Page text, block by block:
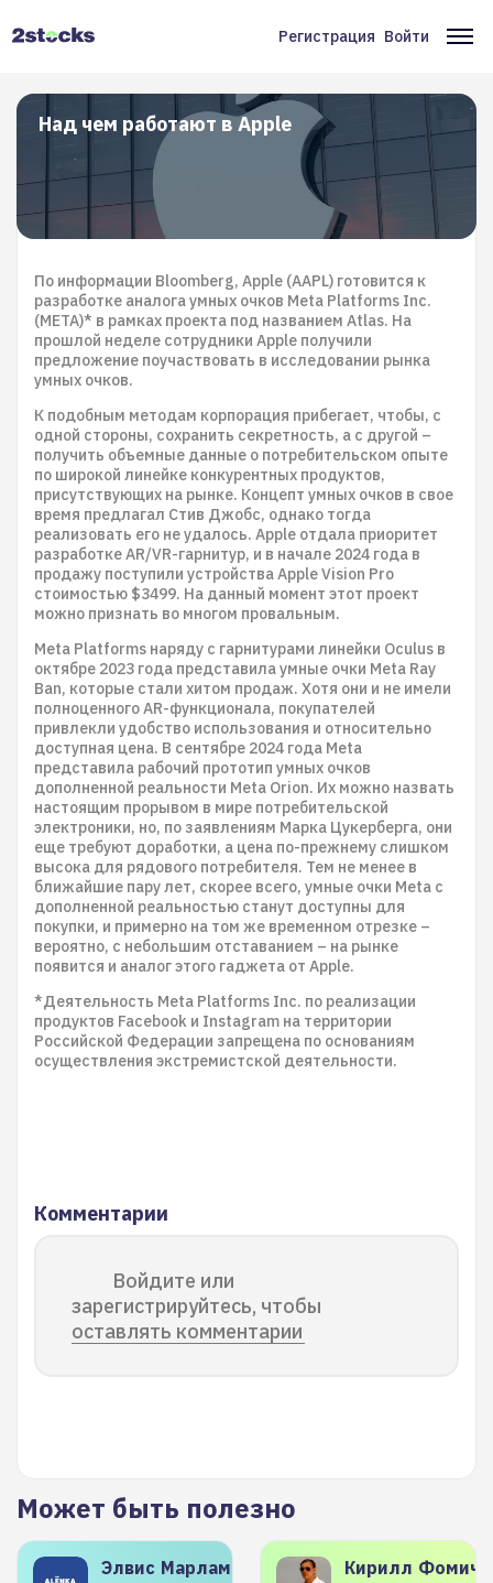
Меню
учётной
записи
пользователя
Регистрация Войти
Над чем работают в Apple
По информации Bloomberg, Apple (AAPL) готовится к
разработке аналога умных очков Meta Platforms Inc.
(META)* в рамках проекта под названием Atlas. На
прошлой неделе сотрудники Apple получили
предложение поучаствовать в исследовании рынка
умных очков.
К подобным методам корпорация прибегает, чтобы, с
одной стороны, сохранить секретность, а с другой –
получить объемные данные о потребительском опыте
по широкой линейке конкурентных продуктов,
присутствующих на рынке. Концепт умных очков в свое
время предлагал Стив Джобс, однако тогда
реализовать его не удалось. Apple отдала приоритет
разработке AR/VR-гарнитур, и в начале 2024 года в
продажу поступили устройства Apple Vision Pro
стоимостью $3499. На данный момент этот проект
можно признать во многом провальным.
Meta Platforms наряду с гарнитурами линейки Oculus в
октябре 2023 года представила умные очки Meta Ray
Ban, которые стали хитом продаж. Хотя они и не имели
полноценного AR-функционала, покупателей
привлекли удобство использования и относительно
доступная цена. В сентябре 2024 года Meta
представила рабочий прототип умных очков
дополненной реальности Meta Orion. Их можно назвать
настоящим прорывом в мире потребительской
электроники, но, по заявлениям Марка Цукерберга, они
еще требуют доработки, а цена по-прежнему слишком
высока для рядового потребителя. Тем не менее в
ближайшие пару лет, скорее всего, умные очки Meta с
дополненной реальностью станут доступны для
покупки, и примерно на том же временном отрезке –
вероятно, с небольшим отставанием – на рынке
появится и аналог этого гаджета от Apple.
*Деятельность Meta Platforms Inc. по реализации
продуктов Facebook и Instagram на территории
Российской Федерации запрещена по основаниям
осуществления экстремистской деятельности.
Комментарии
Войдите или
зарегистрируйтесь, чтобы
оставлять комментарии
Может быть полезно
Элвис Марламов Кирилл